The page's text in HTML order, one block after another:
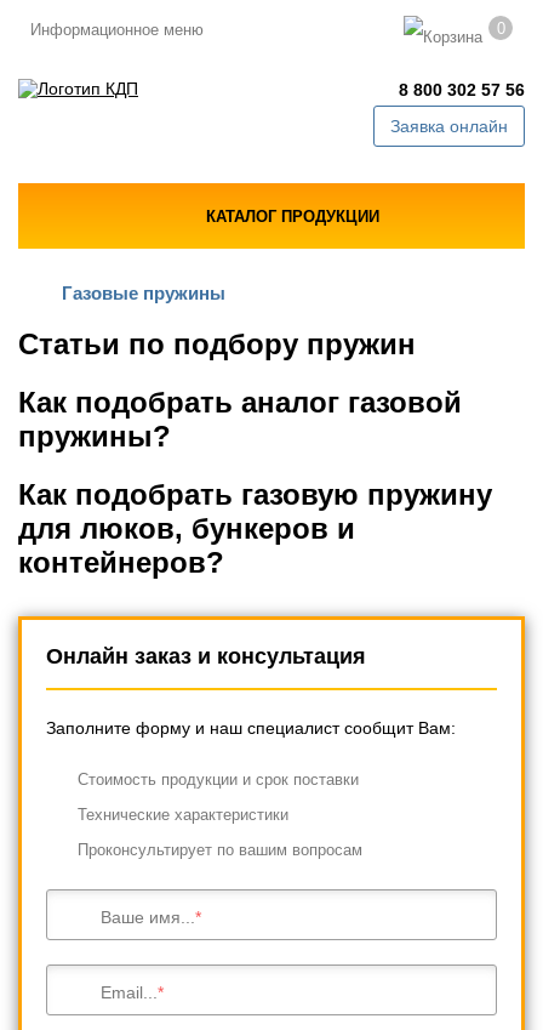
Информационное меню 0
8 800 302 57 56
Заявка онлайн
КАТАЛОГ ПРОДУКЦИИ
Газовые пружины
Статьи по подбору пружин
Как подобрать аналог газовой
пружины?
Как подобрать газовую пружину
для люков, бункеров и
контейнеров?
Онлайн заказ и консультация
Заполните форму и наш специалист сообщит Вам:
Cтоимость продукции и срок поставки
Технические характеристики
Проконсультирует по вашим вопросам
Ваше имя...
Email...